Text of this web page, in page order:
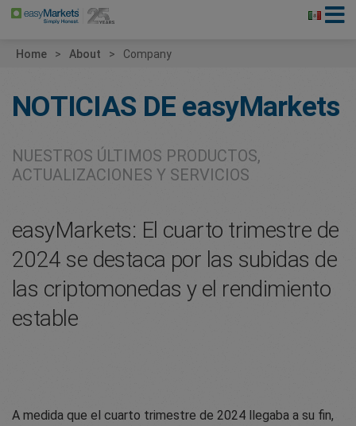
Home About Company
NOTICIAS DE easyMarkets
NUESTROS ÚLTIMOS PRODUCTOS,
ACTUALIZACIONES Y SERVICIOS
easyMarkets: El cuarto trimestre de
2024 se destaca por las subidas de
las criptomonedas y el rendimiento
estable
A medida que el cuarto trimestre de 2024 llegaba a su fin,